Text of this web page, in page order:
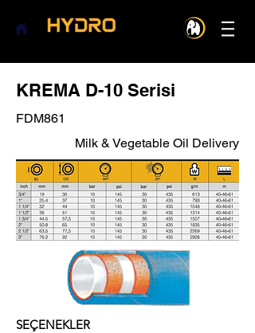
KREMA D-10 Serisi
FDM861
Milk & Vegetable Oil Delivery
SEÇENEKLER